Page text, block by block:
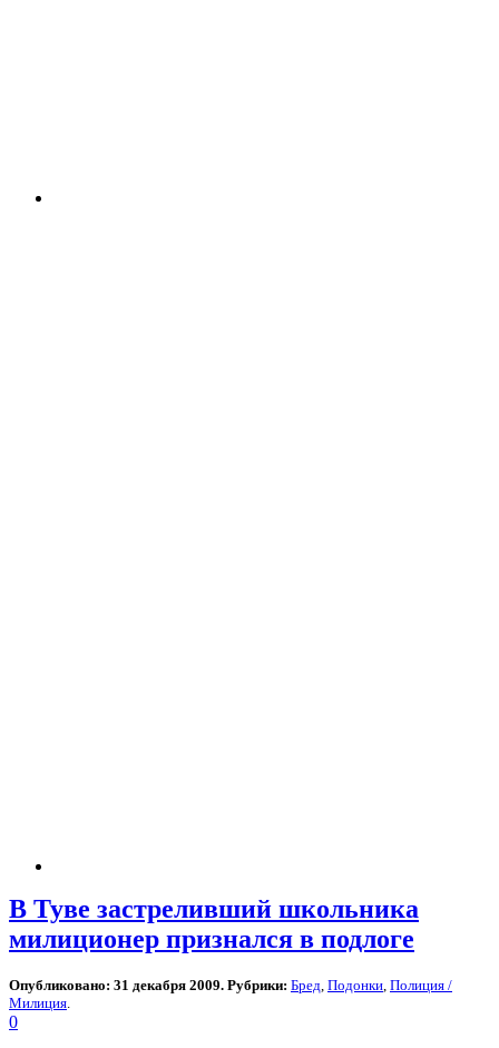
В Туве застреливший школьника
милиционер признался в подлоге
Опубликовано: 31 декабря 2009. Рубрики: Бред Подонки Полиция /
Милиция
0